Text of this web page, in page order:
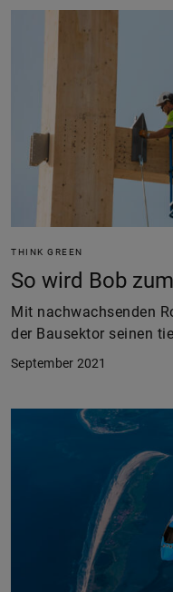
THINK GREEN
So wird Bob
Mit nachwachsenden
der Bausektor seinen
September 2021